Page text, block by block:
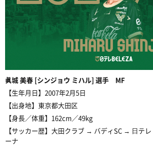
眞城 美春 [シンジョウ ミハル] 選手 MF
【生年月日】2007年2月5日
【出身地】東京都大田区
【身長／体重】162cm／49kg
【サッカー歴】大田クラブ → バディSC → ⽇テ
ーナ